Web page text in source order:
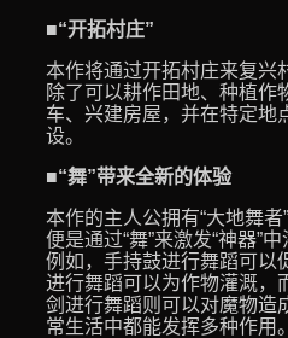
■“开拓村庄”
本作将通过开拓村庄来复兴
除了可以耕作田地、种植作
车、兴建房屋，并在特定地
设。
■“舞”带来全新的体验
本作的主人公拥有“大地舞
便是通过“舞”来激发“神器”中
例如，手持鼓进行舞蹈可以
进行舞蹈可以为作物灌溉，
剑进行舞蹈则可以对魔物造
常生活中都能发挥多种作用。